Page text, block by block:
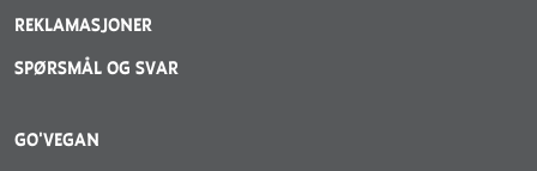
REKLAMASJONER
SPØRSMÅL OG SVAR
GO'VEGAN